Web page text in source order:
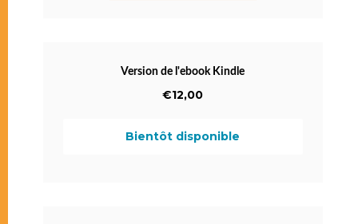
Version de l'ebook Kindle
€12,00
Bientôt disponible